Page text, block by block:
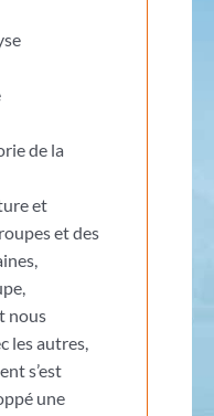
de la
et
et des
nous
les autres,
s’est
une